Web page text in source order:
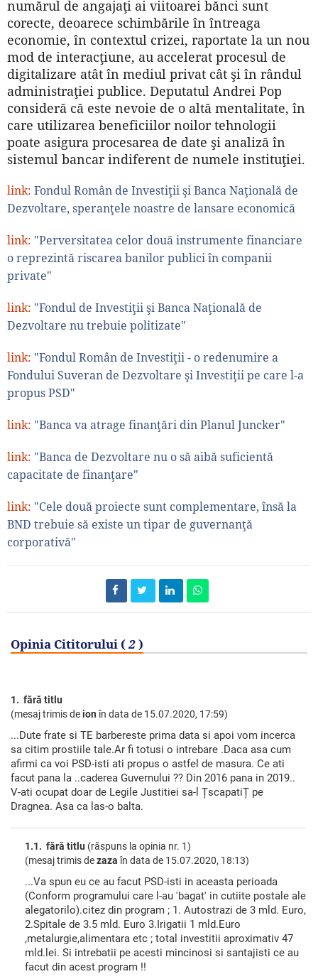
numărul de angajaţi ai viitoarei bănci sunt
corecte, deoarece schimbările în întreaga
economie, în contextul crizei, raportate la un nou
mod de interacţiune, au accelerat procesul de
digitalizare atât în mediul privat cât şi în rândul
administraţiei publice. Deputatul Andrei Pop
consideră că este nevoie de o altă mentalitate, în
care utilizarea beneficiilor noilor tehnologii
poate asigura procesarea de date şi analiză în
sistemul bancar indiferent de numele instituţiei.
link: Fondul Român de Investiţii şi Banca Naţională de
Dezvoltare, speranţele noastre de lansare economică
link: "Perversitatea celor două instrumente financiare
o reprezintă riscarea banilor publici în companii
private"
link: "Fondul de Investiţii şi Banca Naţională de
Dezvoltare nu trebuie politizate"
link: "Fondul Român de Investiţii - o redenumire a
Fondului Suveran de Dezvoltare şi Investiţii pe care l-a
propus PSD"
link: "Banca va atrage finanţări din Planul Juncker"
link: "Banca de Dezvoltare nu o să aibă suficientă
capacitate de finanţare"
link: "Cele două proiecte sunt complementare, însă la
BND trebuie să existe un tipar de guvernanţă
corporativă"
Opinia Cititorului (2)
1. fără titlu
(mesaj trimis deion în data de 15.07.2020, 17:59)
...Dute frate si TE barbereste prima data si apoi vom incerca
sa citim prostiile tale.Ar fi totusi o intrebare .Daca asa cum
afirmi ca voi PSD-isti ati propus o astfel de masura. Ce ati
facut pana la ..caderea Guvernului ?? Din 2016 pana in 2019..
V-ati ocupat doar de Legile Justitiei sa-l ȚscapatiȚ pe
Dragnea. Asa ca las-o balta.
1.1. fără titlu (răspuns la opinia nr. 1)
(mesaj trimis dezaza în data de 15.07.2020, 18:13)
...Va spun eu ce au facut PSD-isti in aceasta perioada
(Conform programului care l-au 'bagat' in cutiite postale ale
alegatorilo).citez din program ; 1. Autostrazi de 3 mld. Euro,
2.Spitale de 3.5 mld. Euro 3.Irigatii 1 mld.Euro
,metalurgie,alimentara etc ; total investitii aproximativ 47
mld.lei. Si intrebatii pe acesti mincinosi si santajisti ce au
facut din acest program !!